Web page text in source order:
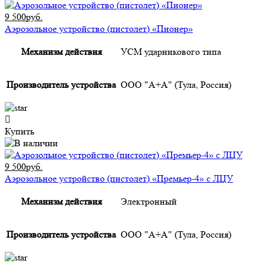
9 500руб.
Аэрозольное устройство (пистолет) «Пионер»
Механизм действия УСМ ударникового типа
Производитель устройства ООО "А+А" (Тула, Россия)
Купить
9 500руб.
Аэрозольное устройство (пистолет) «Премьер-4» с ЛЦУ
Механизм действия Электронный
Производитель устройства ООО "А+А" (Тула, Россия)